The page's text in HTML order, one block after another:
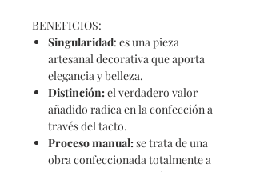
BENEFICIOS:
Singularidad: es una pieza
artesanal decorativa que aporta
elegancia y belleza.
Distinción:el verdadero valor
añadido radica en la confección a
través del tacto.
Procesomanual:se trata de una
obra confeccionada totalmente a